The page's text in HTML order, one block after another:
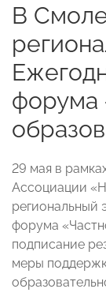
В
форума
29 мая в
Ассоциации
региональный
форума
подписание
меры